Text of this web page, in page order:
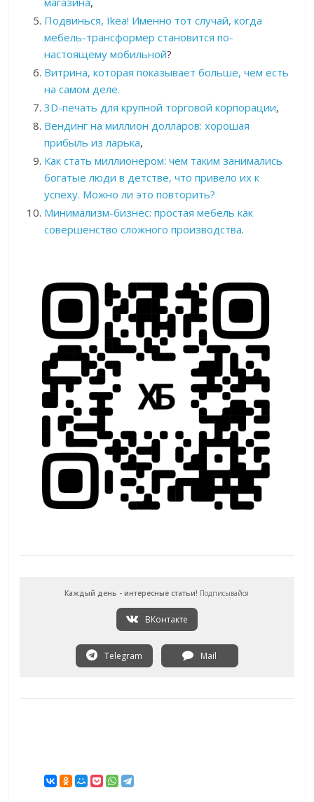
Подвинься, Ikea! Именно тот случай, когда
мебель-трансформер становится по-
настоящему мобильной?
Витрина, которая показывает больше, чем есть
на самом деле.
3D-печать для крупной торговой корпорации,
Вендинг на миллион долларов: хорошая
прибыль из ларька,
Как стать миллионером: чем таким занимались
богатые люди в детстве, что привело их к
успеху. Можно ли это повторить?
Минимализм-бизнес: простая мебель как
совершенство сложного производства.
Каждый день - интересные статьи! Подписывайся
ВКонтакте
Telegram Mail